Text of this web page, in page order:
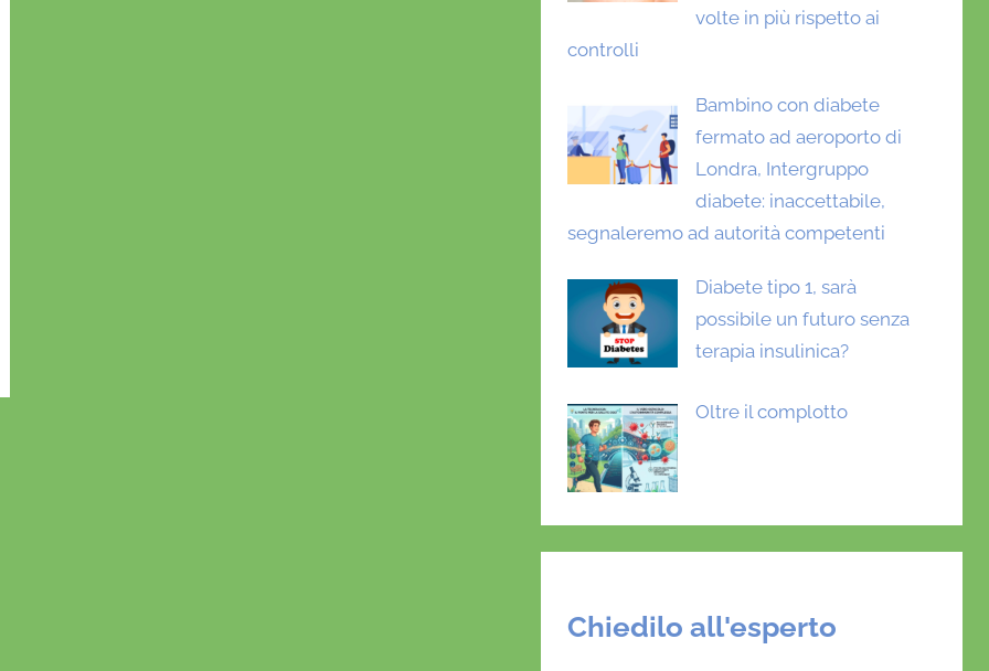
volte in più rispetto ai
controlli
Bambino con diabete
fermato ad aeroporto di
Londra, Intergruppo
diabete: inaccettabile,
segnaleremo ad autorità competenti
Diabete tipo 1, sarà
possibile un futuro senza
terapia insulinica?
Oltre il complotto
Chiedilo all'esperto